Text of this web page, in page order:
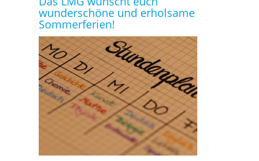
wunderschöne und erholsame
Sommerferien!